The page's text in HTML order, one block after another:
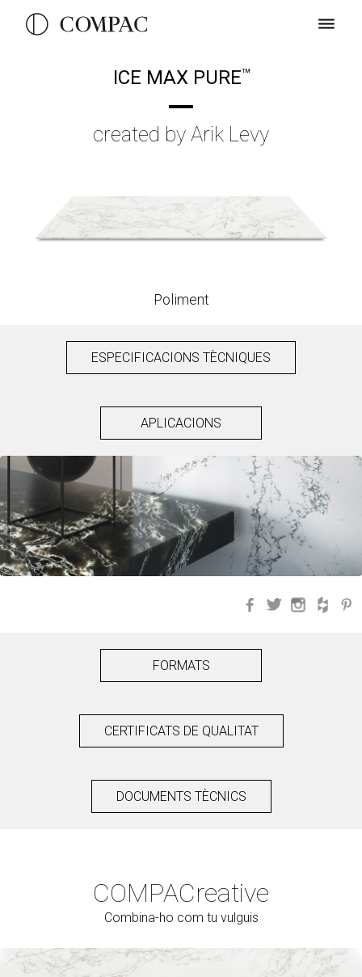
ICE MAX PURETM
created by Arik Levy
Poliment
ESPECIFICACIONS TÈCNIQUES
APLICACIONS
Facebook
Twitter
FORMATS
CERTIFICATS DE QUALITAT
DOCUMENTS TÈCNICS
COMPACreative
Combina-ho com tu vulguis